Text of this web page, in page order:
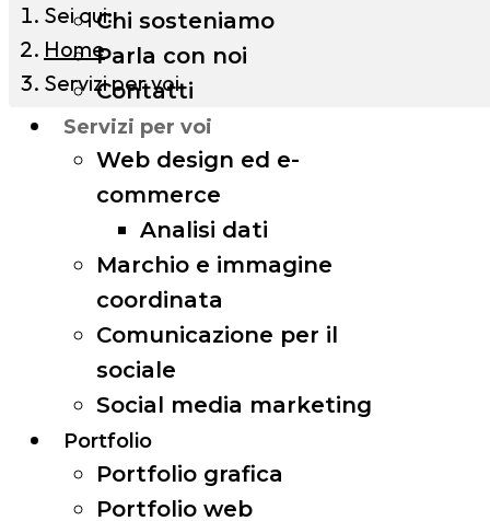
Chi sosteniamo
Parla con noi
Contatti
Servizi per voi
Web design ed e-
commerce
Analisi dati
Marchio e immagine
coordinata
Comunicazione per il
sociale
Social media marketing
Portfolio
Portfolio grafica
Portfolio web
Sei qui:
Home
Servizi per voi